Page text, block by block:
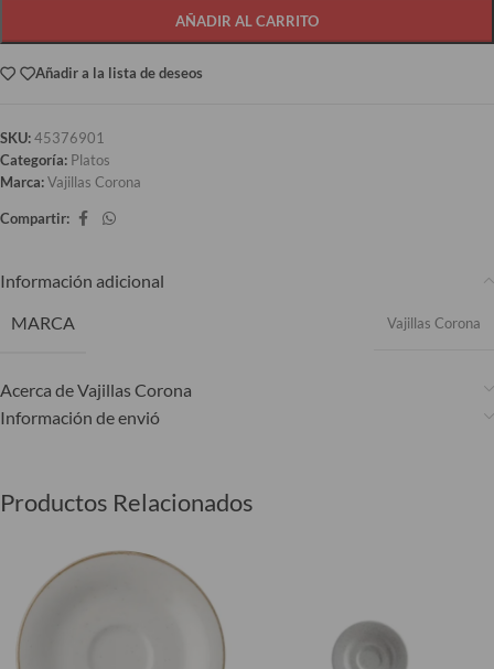
AÑADIR AL CARRITO
Añadir a la lista de deseos
SKU:45376901
Categoría: Platos
Marca:Vajillas Corona
Compartir:
Información adicional
MARCA
Vajillas Corona
Acerca de Vajillas Corona
Información de envió
Productos Relacionados